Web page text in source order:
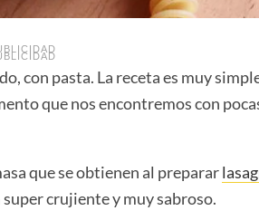
con pasta. La receta es muy
que nos encontremos con
que se obtienen al preparar
crujiente y muy sabroso.